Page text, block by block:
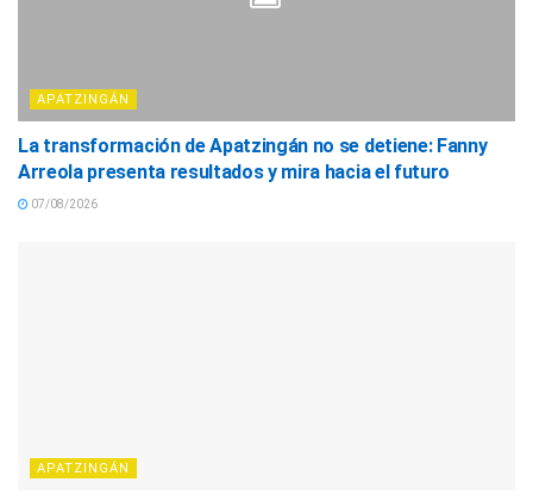
APATZINGÁN
La transformación de Apatzingán no se detiene: Fanny
Arreola presenta resultados y mira hacia el futuro
07/08/2026
APATZINGÁN